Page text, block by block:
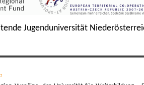
Jugenduniversität